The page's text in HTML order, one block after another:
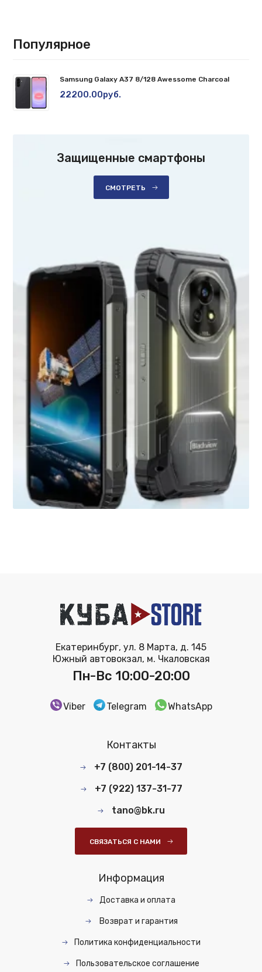
Популярное
Samsung Galaxy A37 8/128 Awessome Charcoal
22200.00руб.
Защищенные смартфоны
СМОТРЕТЬ
Екатеринбург, ул. 8 Марта, д. 145
Южный автовокзал, м. Чкаловская
Пн-Вс 10:00-20:00
Viber Telegram WhatsApp
Контакты
+7 (800) 201-14-37
+7 (922) 137-31-77
tano@bk.ru
СВЯЗАТЬСЯ С НАМИ
Информация
Доставка и оплата
Возврат и гарантия
Политика конфиденциальности
Пользовательское соглашение